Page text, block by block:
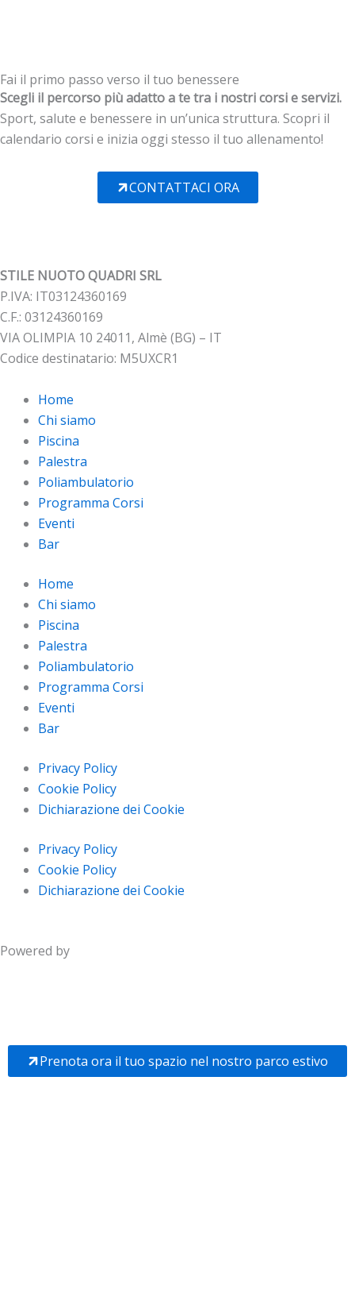
Fai il primo passo verso il tuo benessere
Scegli il percorso più adatto a te tra i nostri corsi e servizi.
Sport, salute e benessere in un’unica struttura. Scopri il
calendario corsi e inizia oggi stesso il tuo allenamento!
CONTATTACI ORA
STILE NUOTO QUADRI SRL
P.IVA: IT03124360169
C.F.: 03124360169
VIA OLIMPIA 10 24011, Almè (BG) – IT
Codice destinatario: M5UXCR1
Home
Chi siamo
Piscina
Palestra
Poliambulatorio
Programma Corsi
Eventi
Bar
Home
Chi siamo
Piscina
Palestra
Poliambulatorio
Programma Corsi
Eventi
Bar
Privacy Policy
Cookie Policy
Dichiarazione dei Cookie
Privacy Policy
Cookie Policy
Dichiarazione dei Cookie
Powered by
Prenota ora il tuo spazio nel nostro parco estivo